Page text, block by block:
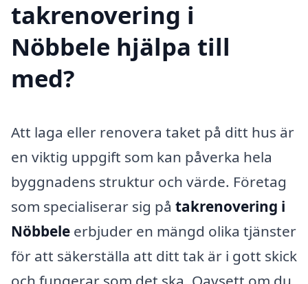
takrenovering i
Nöbbele hjälpa till
med?
Att laga eller renovera taket på ditt hus är
en viktig uppgift som kan påverka hela
byggnadens struktur och värde. Företag
som specialiserar sig på takrenovering i
Nöbbele erbjuder en mängd olika tjänster
för att säkerställa att ditt tak är i gott skick